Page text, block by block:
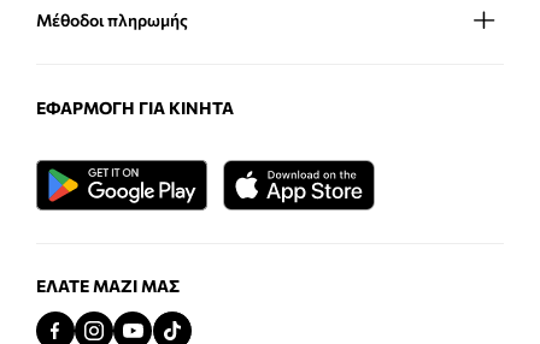
Μέθοδοι πληρωμής
ΕΦΑΡΜΟΓΉ ΓΙΑ ΚΙΝΗΤΆ
ΕΛΆΤΕ ΜΑΖΊ ΜΑΣ